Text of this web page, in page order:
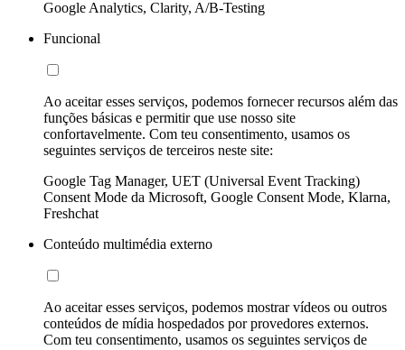
Google Analytics, Clarity, A/B-Testing
Funcional
Ao aceitar esses serviços, podemos fornecer recursos além das
funções básicas e permitir que use nosso site
confortavelmente. Com teu consentimento, usamos os
seguintes serviços de terceiros neste site:
Google Tag Manager, UET (Universal Event Tracking)
Consent Mode da Microsoft, Google Consent Mode, Klarna,
Freshchat
Conteúdo multimédia externo
Ao aceitar esses serviços, podemos mostrar vídeos ou outros
conteúdos de mídia hospedados por provedores externos.
Com teu consentimento, usamos os seguintes serviços de